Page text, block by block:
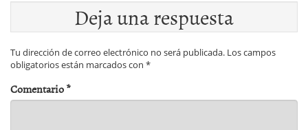
Deja una respuesta
Tu dirección de correo electrónico no será publicada. Los campos
obligatorios están marcados con *
Comentario*